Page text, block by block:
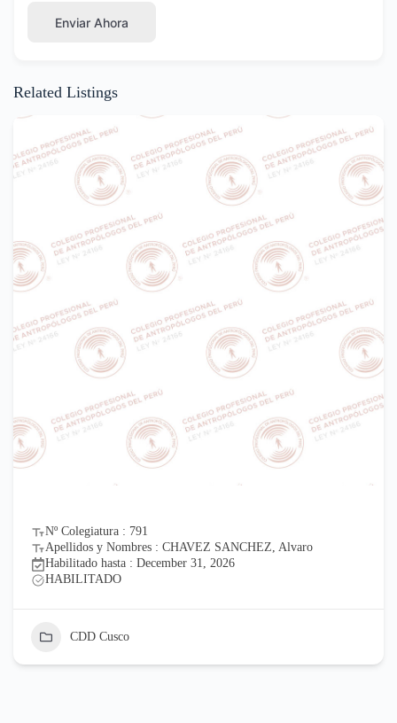
Enviar Ahora
Related Listings
Nº Colegiatura : 791
Apellidos y Nombres : CHAVEZ SANCHEZ, Alvaro
Habilitado hasta : December 31, 2026
HABILITADO
CDD Cusco